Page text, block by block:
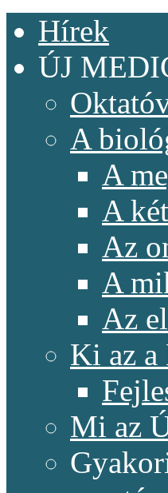
Hírek
ÚJ
A
A
A
Az
A
Az
Ki az a
Mi az